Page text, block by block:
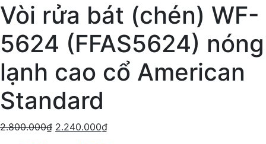
Vòi rửa bát (chén) WF-
5624 (FFAS5624) nóng
lạnh cao cổ American
Standard
2.800.000₫ 2.240.000₫